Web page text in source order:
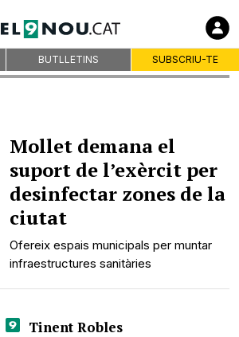
BUTLLETINS SUBSCRIU-TE
Mollet demana el
suport de l’exèrcit per
desinfectar zones de la
ciutat
Ofereix espais municipals per muntar
infraestructures sanitàries
Tinent Robles